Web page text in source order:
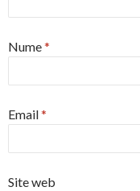
Nume*
Email*
Site web